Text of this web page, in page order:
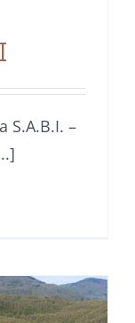
S.A.B.I. –